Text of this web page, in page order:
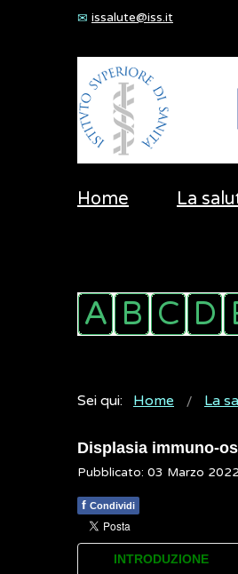
issalute@iss.it
Home La
Sei qui: Home La
Displasia immuno-
Pubblicato: 03 Marzo 2022
f Condividi
INTRODUZIONE